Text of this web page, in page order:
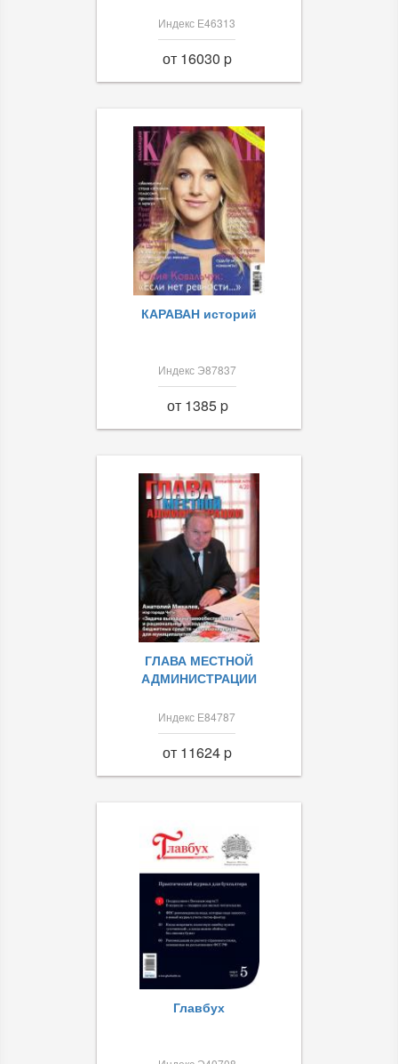
Индекс Е46313
от 16030 p
КАРАВАН историй
Индекс Э87837
от 1385 p
ГЛАВА МЕСТНОЙ
АДМИНИСТРАЦИИ
Индекс Е84787
от 11624 p
Главбух